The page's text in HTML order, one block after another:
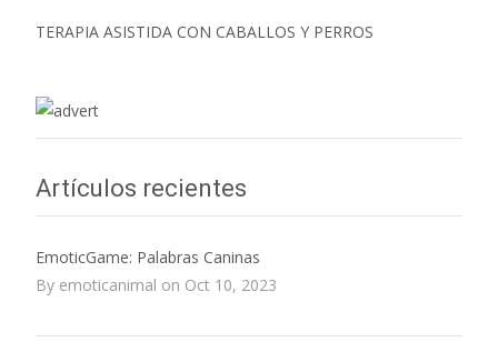
TERAPIA ASISTIDA CON CABALLOS Y PERROS
Artículos recientes
EmoticGame: Palabras Caninas
By emoticanimal on Oct 10, 2023